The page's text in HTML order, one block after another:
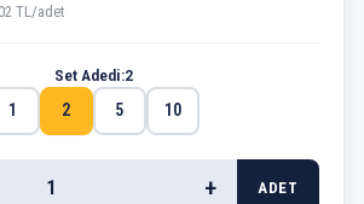
TL/adet
Set Adedi:2
1
2 5 10
+ ADET